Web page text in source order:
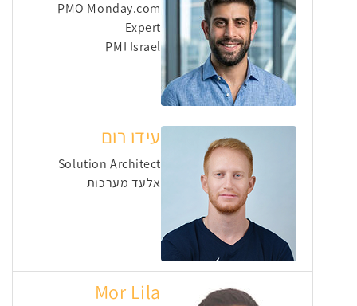
PMO Monday.com
Expert
PMI Israel
עידו רום
Solution Architect
אלעד מערכות
Mor Lila